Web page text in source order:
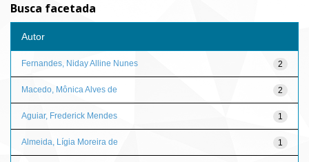
Busca facetada
Autor
2
Fernandes, Niday Alline Nunes
2
Macedo, Mônica Alves de
1
Aguiar, Frederick Mendes
1
Almeida, Lígia Moreira de